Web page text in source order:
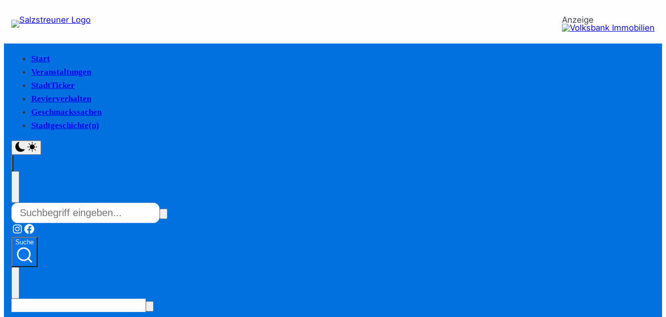
Anzeige
Start
Veranstaltungen
StadtTicker
Revierverhalten
Geschmackssachen
Stadtgeschichte(n)
Instagram
Facebook
Suche